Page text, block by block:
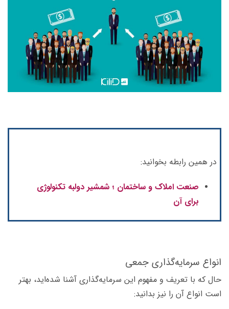
در همین رابطه بخوانید:
صنعت املاک و ساختمان ؛ شمشیر دولبه تکنولوژی
برای آن
انواع سرمایه‌گذاری جمعی
حال که با تعریف و مفهوم این سرمایه‌گذاری آشنا شده‌اید، بهتر
است انواع آن را نیز بدانید: